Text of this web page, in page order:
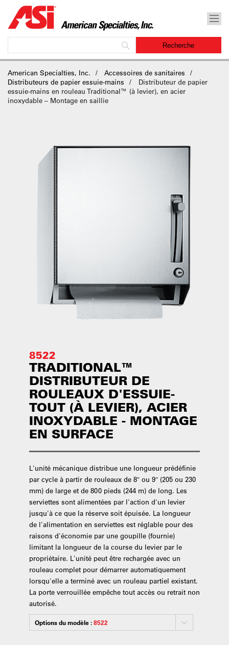
American Specialties, Inc.
Accessoires de sanitaires
Distributeurs de papier essuie-mains
Distributeur de papier
essuie-mains en rouleau Traditional™ (à levier), en acier
inoxydable – Montage en saillie
8522
TRADITIONAL™
DISTRIBUTEUR DE
ROULEAUX D'ESSUIE-
TOUT (À LEVIER), ACIER
INOXYDABLE - MONTAGE
EN SURFACE
L'unité mécanique distribue une longueur prédéfinie
par cycle à partir de rouleaux de 8″ ou 9″ (205 ou 230
mm) de large et de 800 pieds (244 m) de long. Les
serviettes sont alimentées par l'action d'un levier
jusqu'à ce que la réserve soit épuisée. La longueur
de l'alimentation en serviettes est réglable pour des
raisons d'économie par une goupille (fournie)
limitant la longueur de la course du levier par le
propriétaire. L'unité peut être rechargée avec un
rouleau complet pour démarrer automatiquement
lorsqu'elle a terminé avec un rouleau partiel existant.
La porte verrouillée empêche tout accès ou retrait non
autorisé.
Options du modèle :8522